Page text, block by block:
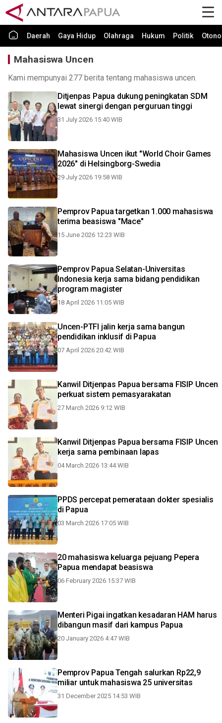
Daerah Gaya Hidup Olahraga Hukum Politik
Mahasiswa Uncen
Kami mempunyai 277 berita tentang mahasiswa uncen.
Ditjenpas Papua dukung peningkatan SDM
lewat sinergi dengan perguruan tinggi
31 July 2026 15:40 WIB
Mahasiswa Uncen ikut "World Choir Games
2026" di Helsingborg-Swedia
29 July 2026 19:58 WIB
Pemprov Papua targetkan 1.000 mahasiswa
terima beasiswa "Mace"
15 June 2026 12:23 WIB
Pemprov Papua Selatan-Universitas
Indonesia kerja sama bidang pendidikan
program magister
18 April 2026 11:05 WIB
Uncen-PTFI jalin kerja sama bangun
pendidikan inklusif di Papua
07 April 2026 20:42 WIB
Kanwil Ditjenpas Papua bersama FISIP Uncen
perkuat sistem pemasyarakatan
27 March 2026 9:12 WIB
Kanwil Ditjenpas Papua bersama FISIP Uncen
kerja sama pembinaan lapas
04 March 2026 13:44 WIB
PPDS percepat pemerataan dokter spesialis
di Papua
03 March 2026 17:05 WIB
20 mahasiswa keluarga pejuang Pepera
Papua mendapat beasiswa
06 February 2026 15:37 WIB
Menteri Pigai ingatkan kesadaran HAM harus
dibangun masif dari kampus Papua
20 January 2026 4:47 WIB
Pemprov Papua Tengah salurkan Rp22,9
miliar untuk mahasiswa 25 universitas
31 December 2025 14:53 WIB